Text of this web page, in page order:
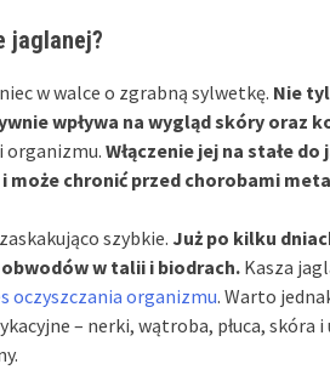
jaglanej?
w walce o zgrabną sylwetkę. Nie
wpływa na wygląd skóry oraz
organizmu. Włączenie jej na stałe
chronić przed chorobami
szybkie. Już po kilku
w talii i biodrach.Kasza
oczyszczania organizmu. Warto
– nerki, wątroba, płuca, skóra i